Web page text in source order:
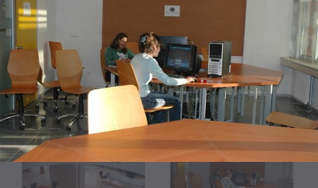
Galeri Haydarpasa6 Galeri Haydarpasa1